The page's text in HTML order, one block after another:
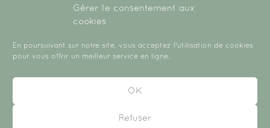
Gérer le consentement aux
cookies
En poursuivant sur notre site, vous acceptez l'utilisation de cookies
pour vous offrir un meilleur service en ligne.
OK
Refuser
SUIVEZ-MOI :